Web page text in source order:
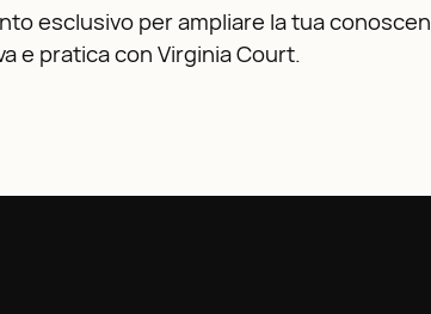
esclusivo per ampliare la tua
e pratica con Virginia Court.